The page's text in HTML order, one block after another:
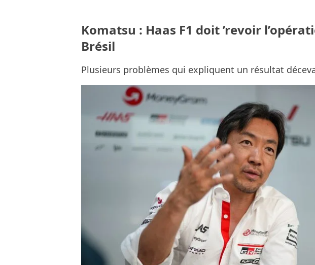
Komatsu : Haas F1 doit ’revoir
Brésil
Plusieurs problèmes qui expliquent un résultat